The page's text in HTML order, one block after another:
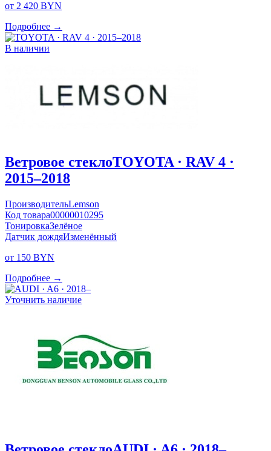
от 2 420 BYN
Подробнее →
В наличии
Ветровое стеклоTOYOTA · RAV 4 ·
2015–2018
ПроизводительLemson
Код товара00000010295
ТонировкаЗелёное
Датчик дождяИзменённый
от 150 BYN
Подробнее →
Уточнить наличие